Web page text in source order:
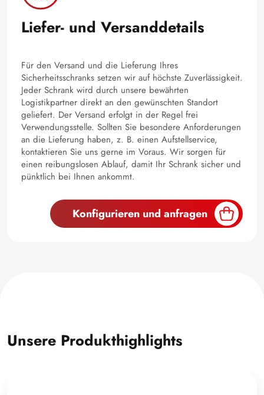
Liefer- und Versanddetails
Für den Versand und die Lieferung Ihres
Sicherheitsschranks setzen wir auf höchste Zuverlässigkeit.
Jeder Schrank wird durch unsere bewährten
Logistikpartner direkt an den gewünschten Standort
geliefert. Der Versand erfolgt in der Regel frei
Verwendungsstelle. Sollten Sie besondere Anforderungen
an die Lieferung haben, z. B. einen Aufstellservice,
kontaktieren Sie uns gerne im Voraus. Wir sorgen für
einen reibungslosen Ablauf, damit Ihr Schrank sicher und
pünktlich bei Ihnen ankommt.
Konfigurieren und anfragen
Unsere Produkthighlights